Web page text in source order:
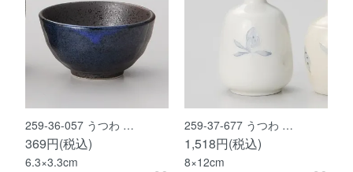
259-36-057 うつわ …
369円(税込)
6.3×3.3cm
259-37-677 うつわ …
1,518円(税込)
8×12cm